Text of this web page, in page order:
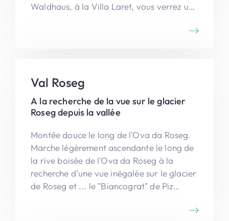
Waldhaus, à la Villa Laret, vous verrez une
qui a passé deux étés en vacances ici. Un
Val Roseg
A la recherche de la vue sur le glacier
Roseg depuis la vallée
Montée douce le long de l'Ova da Roseg.
Marche légèrement ascendante le long de
la rive boisée de l'Ova da Roseg à la
recherche d'une vue inégalée sur le glacier
de Roseg et ... le "Biancograt" de Piz